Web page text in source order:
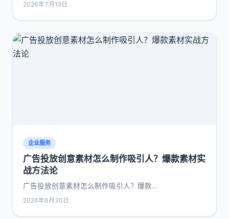
2026年7月13日
企业服务
广告投放创意素材怎么制作吸引人？爆款素材实
战方法论
广告投放创意素材怎么制作吸引人？爆款…
2026年6月30日